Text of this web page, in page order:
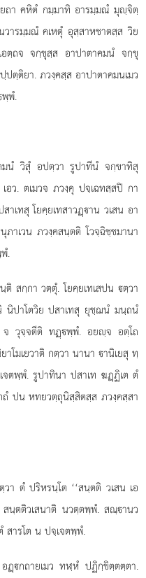
ถา คหิตํ กมฺมาทิ อารมฺมณํ มุฺจิตฺ
ารมฺมณํ คเหตุํ อุสฺสาหชาตสฺส วิย
ตฺถจ จกฺขุสฺส อาปาตาคมนํ จกฺขุ
ติยา. ภวงฺคสฺส อาปาตาคมนเมว
พํ.
มนํ วิสุํ อปตฺวา รูปาทีนํ จกฺขาทิสุ
อว. ตเมวจ ภวงฺคุ ปจฺเฉทสฺสปิ กา
เทสุ โยคฺยเทสาวฏฺาน วเสน อา
าเวน ภวงฺคสนฺตติ โวจฺฉิชฺชมานา
.
สกฺกา วตฺตุํ. โยคฺยเทเสปน ตฺวา
นิปาโตวิย ปสาเทสุ ยุชฺฌนํ มนฺถนํ
วุจฺจตีติ ทฏฺพฺพํ. อยฺจ อตฺโถ
าโมเยวาติ กตฺวา นานา านิเยสุ ทฺ
จตพฺพํ. รูปาทินา ปสาเท ฆฏฺฏิเต ตํ
ปน หทยวตฺถุนิสฺสิตสฺส ภวงฺคสฺสา
วา ตํ ปริหรนฺโต ‘‘สนฺตติ วเสน เอ
สนฺตติวเสนาติ นวตฺตพฺพํ. สณฺานว
ารโต น ปจฺเจตพฺพํ.
กถายเมว ทฬฺหํ ปฏิกฺขิตฺตตฺตา.